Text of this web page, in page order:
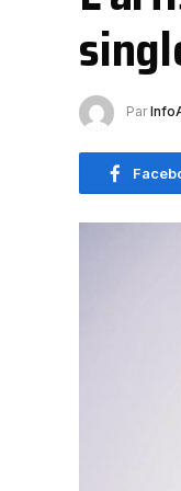
Par